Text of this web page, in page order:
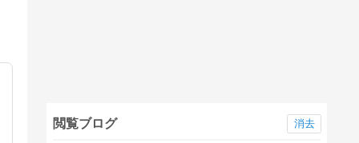
閲覧ブログ 消去